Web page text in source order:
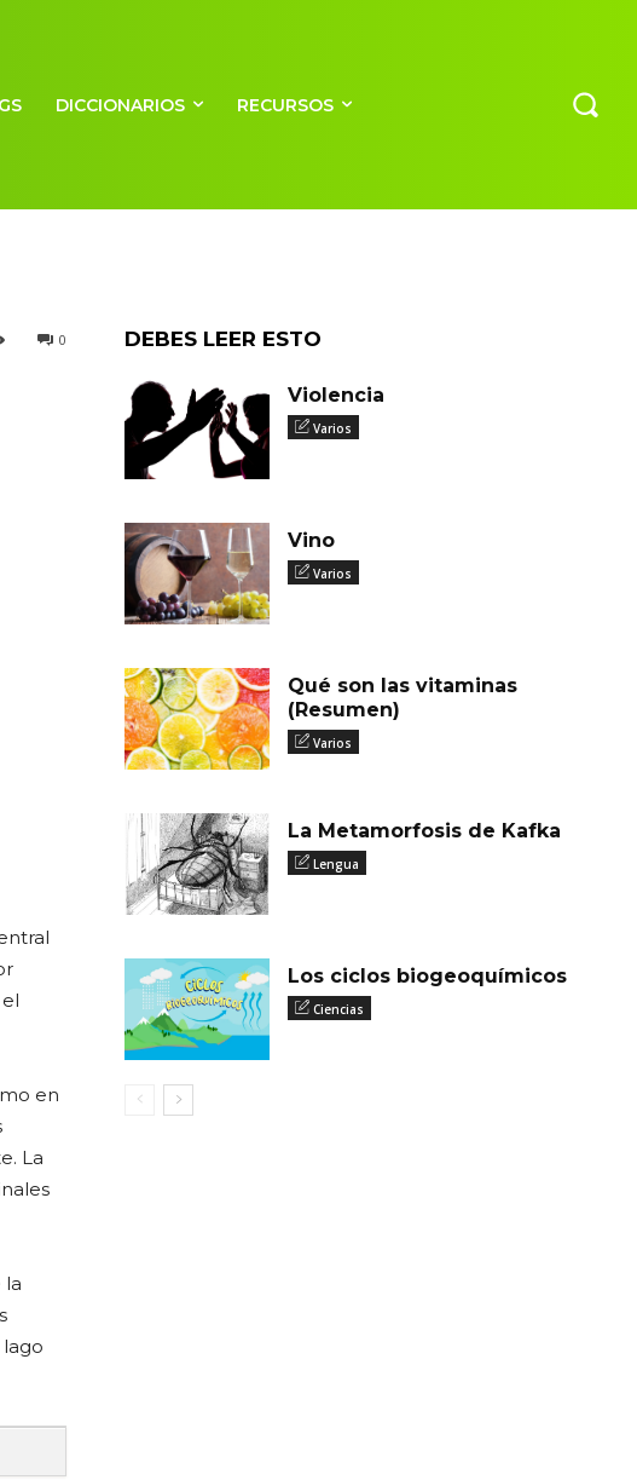
DICCIONARIOS RECURSOS
0
en
La
la
DEBES LEER ESTO
Violencia
Varios
Vino
Varios
Qué son las vitaminas
(Resumen)
Varios
La Metamorfosis de Kafka
Lengua
Los ciclos biogeoquímicos
Ciencias